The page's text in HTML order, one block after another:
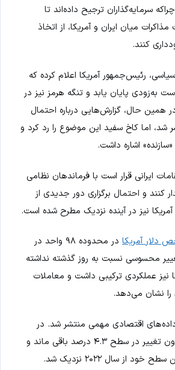
سرمایه‌گذاران ترجیح داده‌اند تا
میان ایران و آمریکا، از اتخاذ
کنند.
رئیس‌جمهور آمریکا اعلام کرده که
به‌زودی پایان یابد و تنگه هرمز نیز در
همین حال، گزارش‌هایی درباره احتمال
اما کاخ سفید این موضوع را رد کرد و
اشاره داشت.
ایرانی قرار است با فرماندهان نظامی
کنند و احتمال برگزاری دور جدیدی از
آمریکا نیز در آینده نزدیک مطرح شده است.
دلار آمریکا
در محدوده ۹۸ واحد در
محسوسی نسبت به روز گذشته نداشته
نیز عملکردی ترکیبی داشت و معاملات
نشان می‌دهد.
اقتصادی مهمی منتشر شد. در
سطح ۴.۳ درصد باقی ماند و
خود از سال ۲۰۲۲ نزدیک شد.